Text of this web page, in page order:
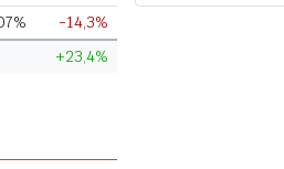
-14,3%
+23,4%